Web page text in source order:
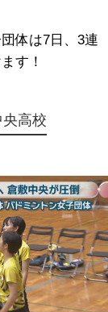
体は7日、3連
す！
央高校